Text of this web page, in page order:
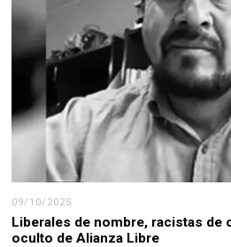
09/10/2025
Liberales de nombre, racistas de
oculto de Alianza Libre